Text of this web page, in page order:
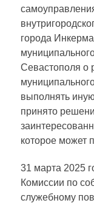
города
Севастополя о
выполнять
принято
которое может
31 марта 2025
Комиссии по
служебному